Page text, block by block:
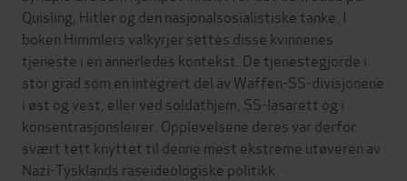
Quisling, Hitler og den nasjonalsosialistiske tanke. I
boken Himmlers valkyrjer settes disse kvinnenes
tjeneste i en annerledes kontekst. De tjenestegjorde i
stor grad som en integrert del av Waffen-SS-divisjonene
i øst og vest, eller ved soldathjem, SS-lasarett og i
konsentrasjonsleirer. Opplevelsene deres var derfor
svært tett knyttet til denne mest ekstreme utøveren av
Nazi-Tysklands raseideologiske politikk.